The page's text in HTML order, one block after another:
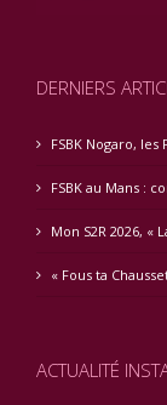
DERNIERS
FSBK Nogaro,
FSBK au Mans :
Mon S2R 2026, «
« Fous ta
ACTUALITÉ